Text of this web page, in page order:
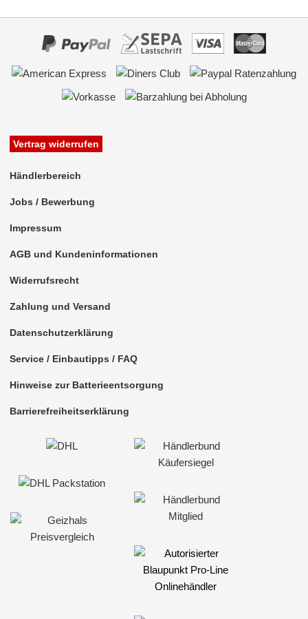
Vertrag widerrufen
Händlerbereich
Jobs / Bewerbung
Impressum
AGB und Kundeninformationen
Widerrufsrecht
Zahlung und Versand
Datenschutzerklärung
Service / Einbautipps / FAQ
Hinweise zur Batterieentsorgung
Barrierefreiheitserklärung